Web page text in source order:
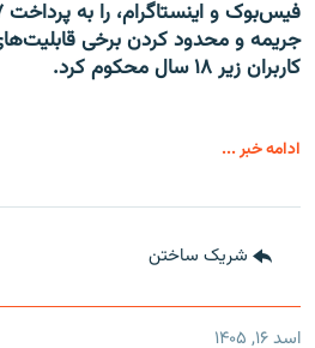
جریمه و محدود کردن برخی
کاربران زیر ۱۸ سال محکوم کرد.
ادامه خبر ...
شریک ساختن
اسد ۱۶, ۱۴۰۵